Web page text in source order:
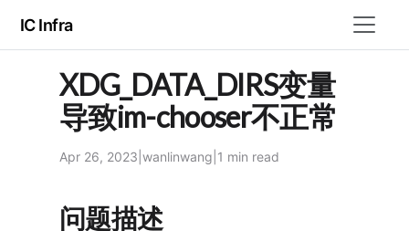
IC Infra
XDG_DATA_DIRS变量
导致im-chooser不正常
Apr 26, 2023 wanlinwang 1 min read
问题描述